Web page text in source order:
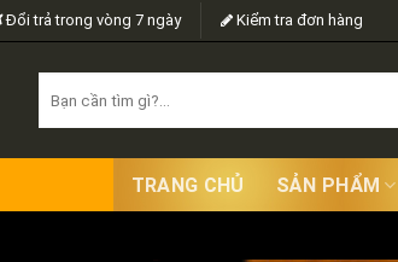
Đổi trả trong vòng 7 ngày Kiểm tra đơn hàng
for:
TRANG CHỦ SẢN PHẨM